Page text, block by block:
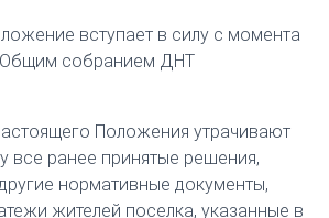
вступает в силу с момента
Общим собранием ДНТ
Положения утрачивают
все ранее принятые решения,
нормативные документы,
жителей поселка, указанные в